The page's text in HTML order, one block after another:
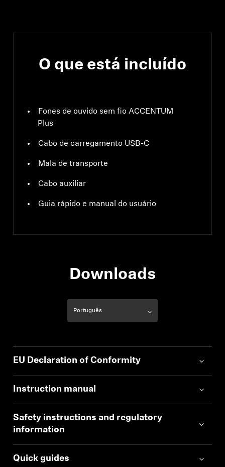
O que está incluído
Fones de ouvido sem fio ACCENTUM
Plus
Cabo de carregamento USB-C
Mala de transporte
Cabo auxiliar
Guia rápido e manual do usuário
Downloads
EU Declaration of Conformity
Instruction manual
Safety instructions and regulatory
information
Quick guides